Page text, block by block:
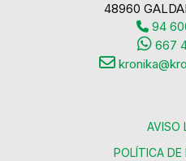
48960
94
667
AVISO
POLÍTICA DE